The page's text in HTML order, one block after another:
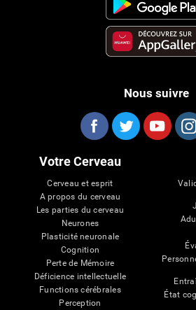
Nous suivre
Votre Cerveau
Cerveau et esprit
A propos du cerveau
Les parties du cerveau
Neurones
Plasticité neuronale
Cognition
Perte de Mémoire
Déficience intellectuelle
Functions cérébrales
Perception
État